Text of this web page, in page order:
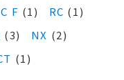
F (1) RC (1)
(3) NX (2)
(1)